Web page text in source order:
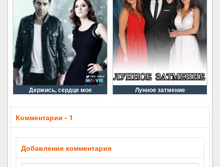
Держись, сердце мое Лунное затмение
Комментарии - 1
Добавление комментария